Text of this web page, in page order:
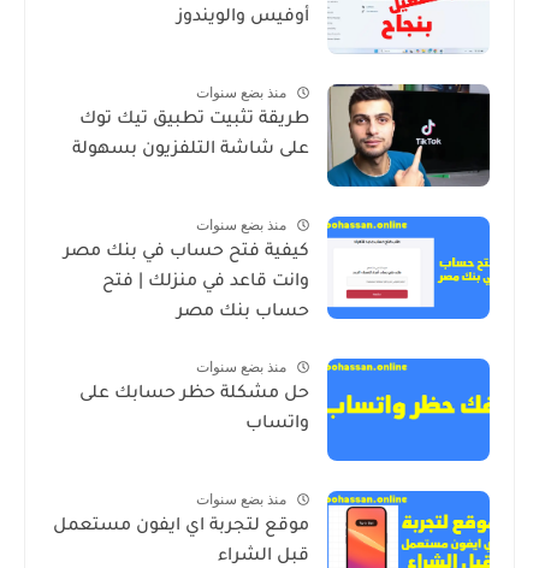
أوفيس والويندوز
منذ بضع سنوات
طريقة تثبيت تطبيق تيك توك
على شاشة التلفزيون بسهولة
منذ بضع سنوات
كيفية فتح حساب في بنك مصر
وانت قاعد في منزلك | فتح
حساب بنك مصر
منذ بضع سنوات
حل مشكلة حظر حسابك على
واتساب
منذ بضع سنوات
موقع لتجربة اي ايفون مستعمل
قبل الشراء